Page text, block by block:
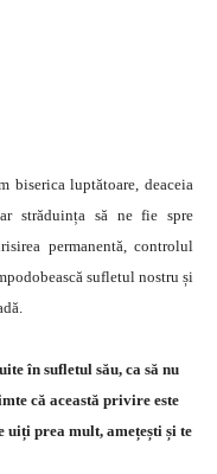
biserica luptătoare, deaceia
străduința să ne fie spre
permanentă, controlul
sufletul nostru și
în sufletul său, ca să nu
că această privire este
uiți prea mult, amețești și te